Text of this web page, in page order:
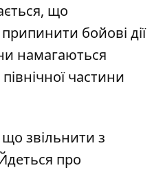
що
припинити бойові дії
намагаються
частини
звільнити з
про